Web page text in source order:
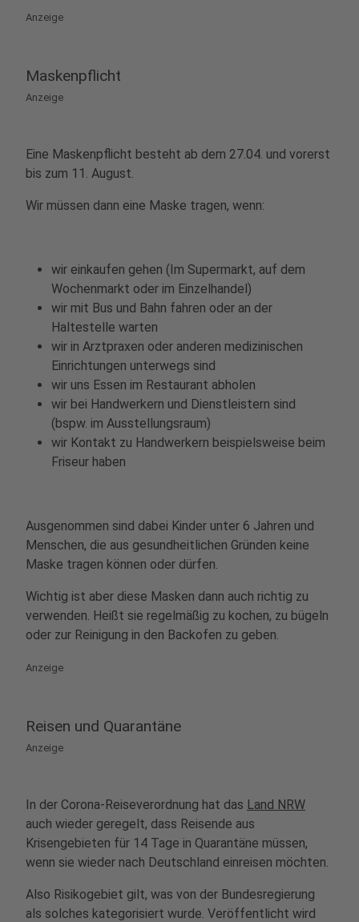
Anzeige
Maskenpflicht
Anzeige
Eine Maskenpflicht besteht ab dem 27.04. und vorerst
bis zum 11. August.
Wir müssen dann eine Maske tragen, wenn:
wir einkaufen gehen (Im Supermarkt, auf dem
Wochenmarkt oder im Einzelhandel)
wir mit Bus und Bahn fahren oder an der
Haltestelle warten
wir in Arztpraxen oder anderen medizinischen
Einrichtungen unterwegs sind
wir uns Essen im Restaurant abholen
wir bei Handwerkern und Dienstleistern sind
(bspw. im Ausstellungsraum)
wir Kontakt zu Handwerkern beispielsweise beim
Friseur haben
Ausgenommen sind dabei Kinder unter 6 Jahren und
Menschen, die aus gesundheitlichen Gründen keine
Maske tragen können oder dürfen.
Wichtig ist aber diese Masken dann auch richtig zu
verwenden. Heißt sie regelmäßig zu kochen, zu bügeln
oder zur Reinigung in den Backofen zu geben.
Anzeige
Reisen und Quarantäne
Anzeige
In der Corona-Reiseverordnung hat das Land NRW
auch wieder geregelt, dass Reisende aus
Krisengebieten für 14 Tage in Quarantäne müssen,
wenn sie wieder nach Deutschland einreisen möchten.
Also Risikogebiet gilt, was von der Bundesregierung
als solches kategorisiert wurde. Veröffentlicht wird